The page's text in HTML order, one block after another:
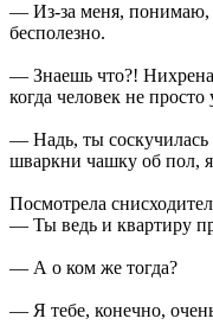
— Из-за меня, понимаю,
бесполезно.
— Знаешь что?!
когда человек не
— Надь, ты
шваркни чашку об пол, я
Посмотрела
— Ты ведь и квартиру
— А о ком же тогда?
— Я тебе, конечно,